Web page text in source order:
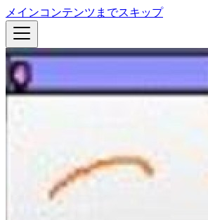
メインコンテンツまでスキップ